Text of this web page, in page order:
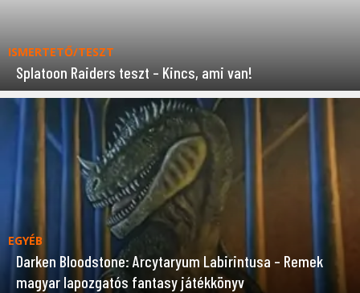
ISMERTETŐ/TESZT
Splatoon Raiders teszt – Kincs, ami van!
EGYÉB
Darken Bloodstone: Arcytaryum Labirintusa – Remek
magyar lapozgatós fantasy játékkönyv